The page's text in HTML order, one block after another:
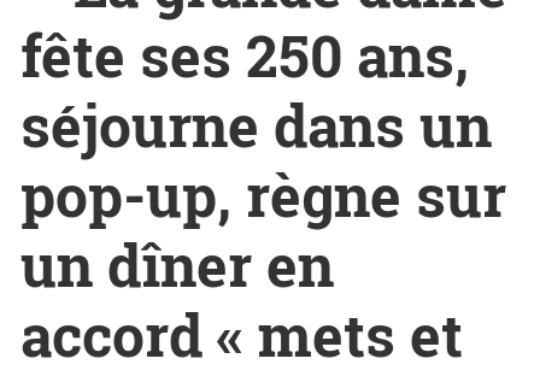
fête ses 250 ans,
séjourne dans un
pop-up, règne sur
un dîner en
accord « mets et